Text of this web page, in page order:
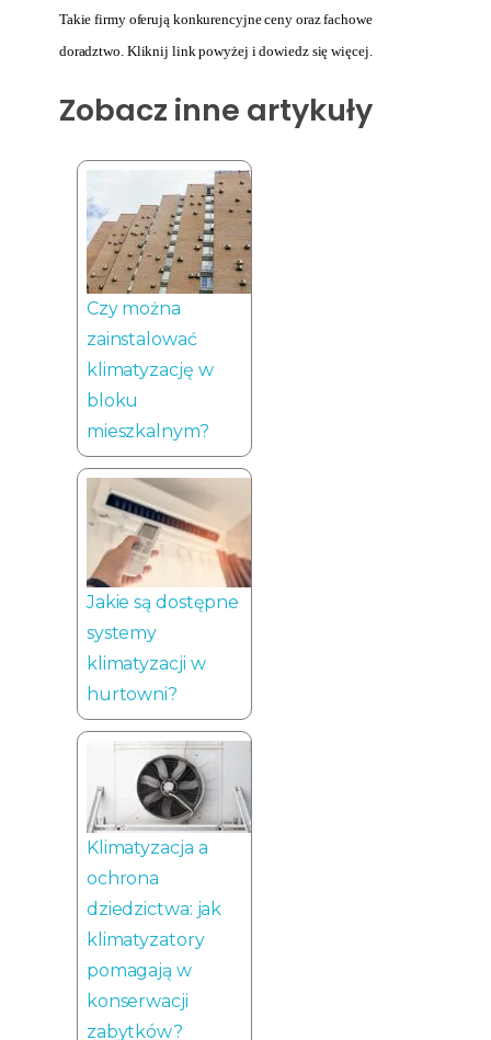
Takie firmy oferują konkurencyjne ceny oraz fachowe
doradztwo. Kliknij link powyżej i dowiedz się więcej.
Zobacz inne artykuły
Czy można
zainstalować
klimatyzację w
bloku
mieszkalnym?
Jakie są dostępne
systemy
klimatyzacji w
hurtowni?
Klimatyzacja a
ochrona
dziedzictwa: jak
klimatyzatory
pomagają w
konserwacji
zabytków?